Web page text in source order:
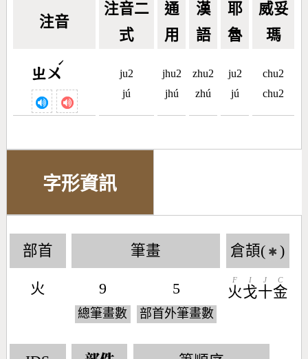
注音
注音二
式
通
用
漢
語
耶
魯
威妥
瑪
ㄓㄨ
ˊ
ju2
jú
jhu2
jhú
zhu2
zhú
ju2
jú
chu2
chu2
字形資訊
部首
火
筆畫
9
總筆畫數
5
部首外筆畫數
倉頡( ✱ )
火
F
戈
I
十
J
金
C